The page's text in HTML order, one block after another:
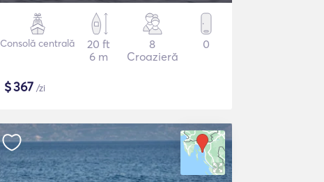
Consolă centrală
20 ft
6 m
8
Croazieră
0
$367 /zi